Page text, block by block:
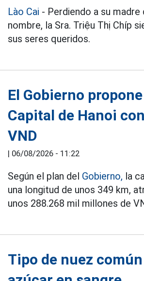
Lào Cai - Perdiendo a su
nombre, la Sra. Triệu Thị Chíp
sus seres queridos.
El Gobierno
Capital de Hanoi
VND
| 06/08/2026 - 11:22
Según el plan del Gobierno, la
una longitud de unos 349 km,
unos 288.268 mil millones de
Tipo de nuez